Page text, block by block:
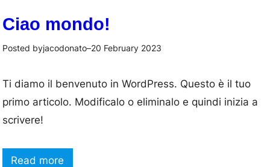
Ciao mondo!
Posted byjacodonato–20 February 2023
Ti diamo il benvenuto in WordPress. Questo è il tuo
primo articolo. Modificalo o eliminalo e quindi inizia a
scrivere!
Read more